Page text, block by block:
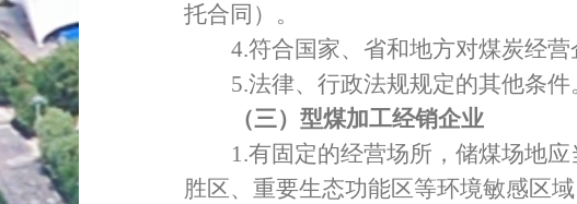
托合同）。
4.符合国家、省和地方对煤炭经营
5.法律、行政法规规定的其他条件
（三）型煤加工经销企业
1.有固定的经营场所， 储煤场地应
胜区、重要生态功能区等环境敏感区